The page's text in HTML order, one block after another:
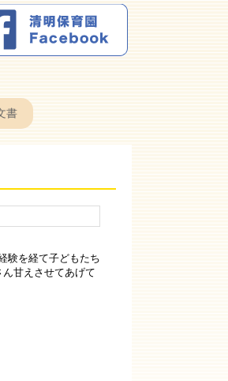
書
験を経て子どもたち
甘えさせてあげて